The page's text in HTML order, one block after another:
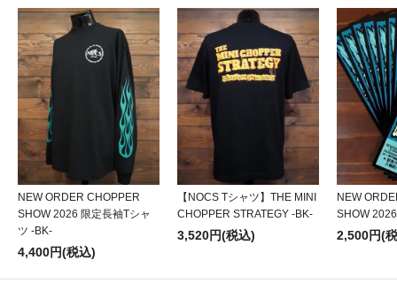
NEW ORDER CHOPPER
SHOW 2026 限定長袖Tシャ
ツ -BK-
4,400円(税込)
【NOCS Tシャツ】THE MINI
CHOPPER STRATEGY -BK-
3,520円(税込)
NEW
SHOW
2,500円(